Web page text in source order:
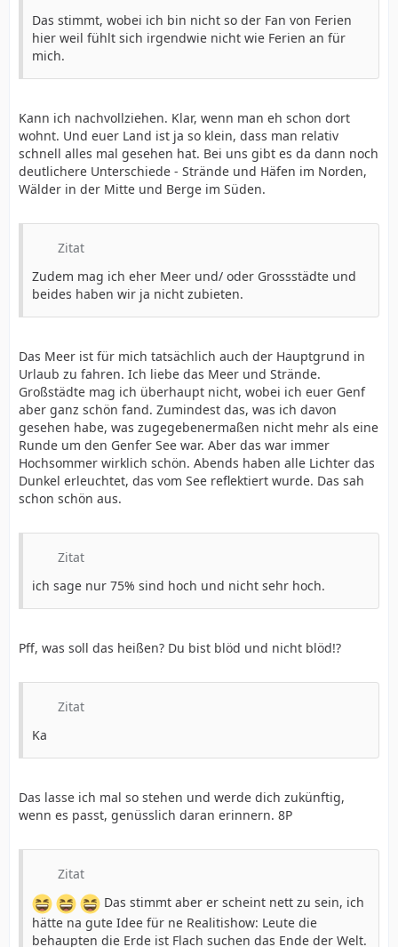
Das stimmt, wobei ich bin nicht so der Fan von Ferien
hier weil fühlt sich irgendwie nicht wie Ferien an für
mich.
Kann ich nachvollziehen. Klar, wenn man eh schon dort
wohnt. Und euer Land ist ja so klein, dass man relativ
schnell alles mal gesehen hat. Bei uns gibt es da dann noch
deutlichere Unterschiede - Strände und Häfen im Norden,
Wälder in der Mitte und Berge im Süden.
Zitat
Zudem mag ich eher Meer und/ oder Grossstädte und
beides haben wir ja nicht zubieten.
Das Meer ist für mich tatsächlich auch der Hauptgrund in
Urlaub zu fahren. Ich liebe das Meer und Strände.
Großstädte mag ich überhaupt nicht, wobei ich euer Genf
aber ganz schön fand. Zumindest das, was ich davon
gesehen habe, was zugegebenermaßen nicht mehr als eine
Runde um den Genfer See war. Aber das war immer
Hochsommer wirklich schön. Abends haben alle Lichter das
Dunkel erleuchtet, das vom See reflektiert wurde. Das sah
schon schön aus.
Zitat
ich sage nur 75% sind hoch und nicht sehr hoch.
Pff, was soll das heißen? Du bist blöd und nicht blöd!?
Zitat
Ka
Das lasse ich mal so stehen und werde dich zukünftig,
wenn es passt, genüsslich daran erinnern. 8P
Zitat
Das stimmt aber er scheint nett zu sein, ich
hätte na gute Idee für ne Realitishow: Leute die
behaupten die Erde ist Flach suchen das Ende der Welt.